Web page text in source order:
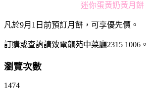
迷你蛋黃奶黃月餅
凡於9月1日前預訂月餅，可享優先價。
訂購或查詢請致電龍苑中菜廳2315 1006。
瀏覽次數
1474